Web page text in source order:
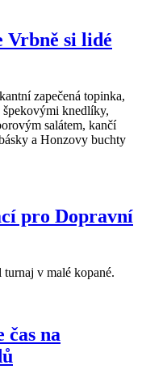
Vrbně si lidé
zapečená topinka,
špekovými knedlíky,
salátem, kančí
a Honzovy buchty
pro Dopravní
v malé kopané.
na